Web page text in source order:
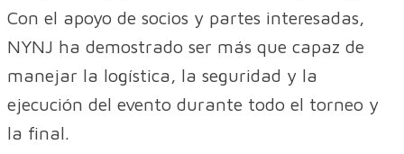
Con el apoyo de socios y partes interesadas,
NYNJ ha demostrado ser más que capaz de
manejar la logística, la seguridad y la
ejecución del evento durante todo el torneo y
la final.